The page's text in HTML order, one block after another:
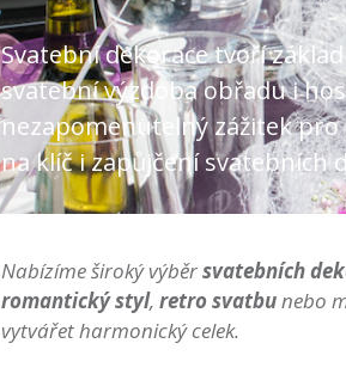
Svatební dekorace tvoří
svatební výzdoba obřadu i
nezapomenutelný zážitek
na klíč i zapůjčení svatebních
Nabízíme široký výběrsvatebních
romantický styl, retro svatbunebo
vytvářet harmonický celek.